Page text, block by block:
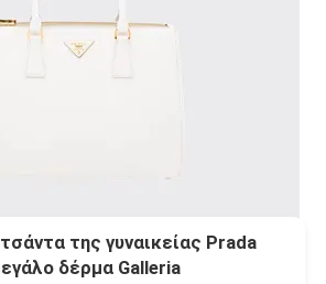
της γυναικείας Prada
δέρμα Galleria